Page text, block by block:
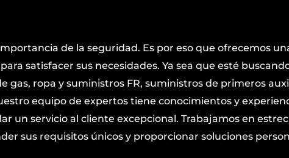
de la seguridad. Es por eso que ofrecemos
satisfacer sus necesidades. Ya sea que esté
gas, ropa y suministros FR, suministros de primeros
equipo de expertos tiene conocimientos y
un servicio al cliente excepcional. Trabajamos en
sus requisitos únicos y proporcionar soluciones